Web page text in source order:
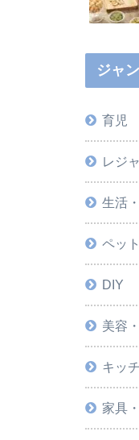
ジャ
育児
レジ
生活
ペット
DIY
美容
キッ
家具